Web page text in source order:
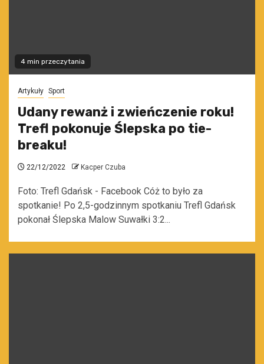
4 min przeczytania
Artykuły Sport
Udany rewanż i zwieńczenie roku!
Trefl pokonuje Ślepska po tie-
breaku!
22/12/2022 Kacper Czuba
Foto: Trefl Gdańsk - Facebook Cóż to było za
spotkanie! Po 2,5-godzinnym spotkaniu Trefl Gdańsk
pokonał Ślepska Malow Suwałki 3:2...